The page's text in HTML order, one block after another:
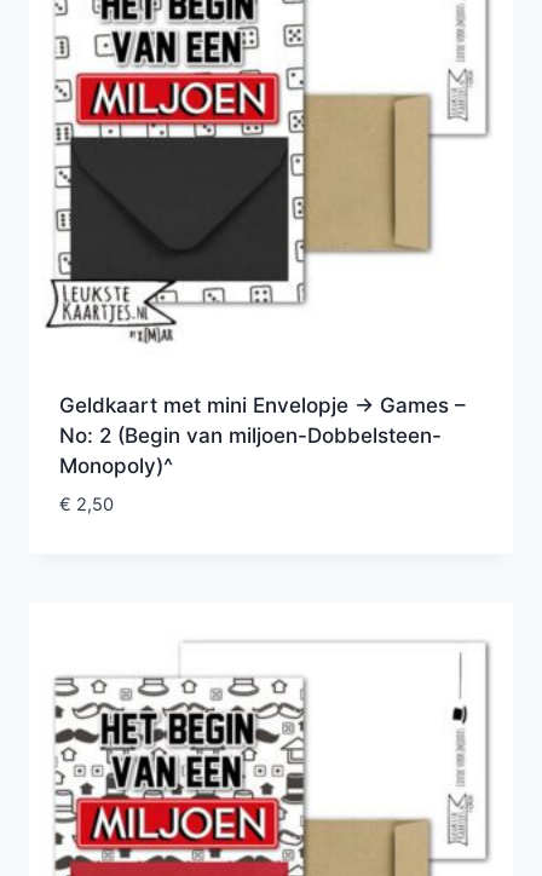
Geldkaart met mini Envelopje -> Games –
No: 2 (Begin van miljoen-Dobbelsteen-
Monopoly)^
€ 2,50